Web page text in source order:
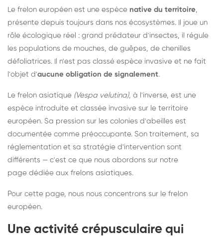
Le frelon européen est une espèce native du territoire,
présente depuis toujours dans nos écosystèmes. Il joue un
rôle écologique réel : grand prédateur d'insectes, il régule
les populations de mouches, de guêpes, de chenilles
défoliatrices. Il n'est pas classé espèce invasive et ne fait
l'objet d'aucune obligation de signalement.
Le frelon asiatique (Vespa velutina), à l'inverse, est une
espèce introduite et classée invasive sur le territoire
européen. Sa pression sur les colonies d'abeilles est
documentée comme préoccupante. Son traitement, sa
réglementation et sa stratégie d'intervention sont
différents — c'est ce que nous abordons sur notre
page dédiée aux frelons asiatiques.
Pour cette page, nous nous concentrons sur le frelon
européen.
Une activité crépusculaire qui